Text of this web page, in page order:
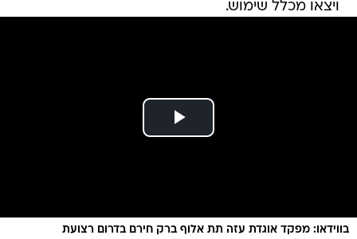
ויצאו מכלל שימוש.
בווידאו: מפקד אוגדת עזה תת אלוף ברק חירם בדרום רצועת